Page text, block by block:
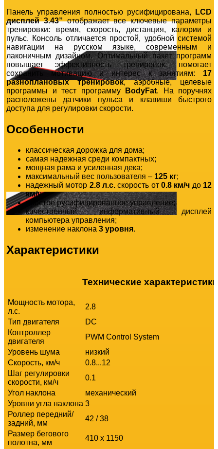
Панель управления полностью русифицирована,
LСD
дисплей 3.43” отображает все ключевые параметры
тренировки: время, скорость, дистанция, калории и
пульс. Консоль отличается простой, удобной системой
навигации на русском языке, современным и
лаконичным дизайном. Оптимальный пакет программ
повышает эффективность тренировок, помогает
сохранить мотивацию и интерес к занятиям:
17
разноплановых тренировок, аэробные, целевые
программы и тест программу
BodyFat. На поручнях
расположены датчики пульса и клавиши быстрого
доступа для регулировки скорости.
Особенности
классическая дорожка для дома;
самая надежная среди компактных;
мощная рама и усиленная дека;
максимальный вес пользователя – 125 кг;
надежный мотор 2.8 л.с. скорость от 0.8 км/ч до 12
км/ч;
простое русифицированное управление;
качественный информативный дисплей
компьютера управления;
изменение наклона 3 уровня.
Характеристики
Технические характеристики
Мощность мотора,
л.с.
2.8
Тип двигателя
DC
Контроллер
двигателя
PWM Control System
Уровень шума
низкий
Скорость, км/ч
0.8...12
Шаг регулировки
скорости, км/ч
0.1
Угол наклона
механический
Уровни угла наклона 3
Роллер передний/
задний, мм
42 / 38
Размер бегового
полотна, мм
410 x 1150